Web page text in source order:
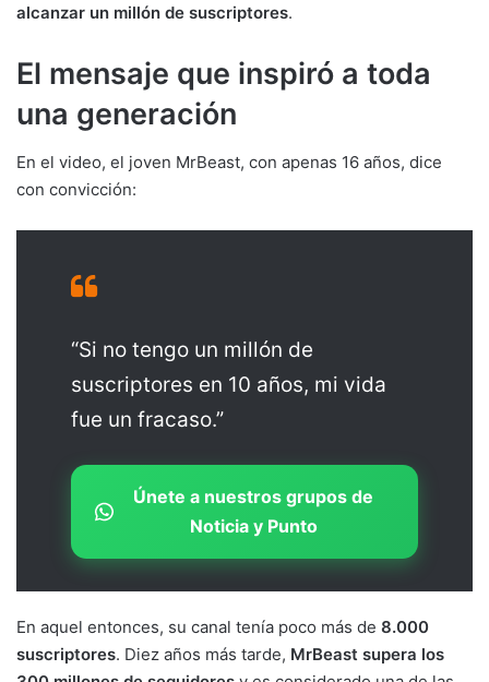
alcanzar un millón de suscriptores.
El mensaje que inspiró a toda
una generación
En el video, el joven MrBeast, con apenas 16 años, dice
con convicción:
“Si no tengo un millón de
suscriptores en 10 años, mi vida
fue un fracaso.”
Únete a nuestros grupos de
Noticia y Punto
En aquel entonces, su canal tenía poco más de 8.000
suscriptores. Diez años más tarde, MrBeast supera los